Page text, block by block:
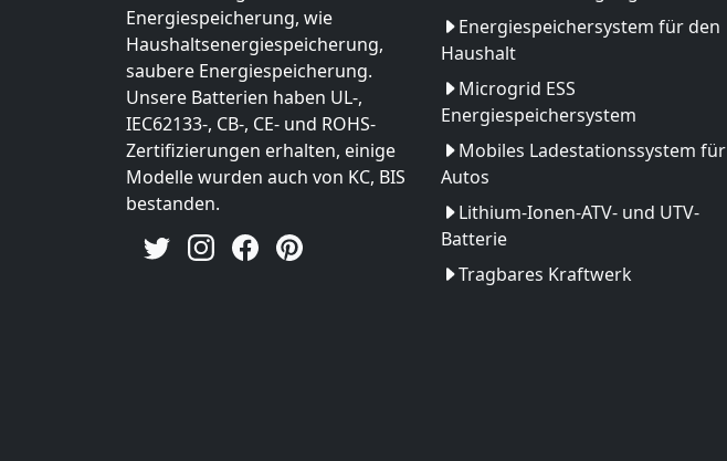
Energiespeicherung, wie
Haushaltsenergiespeicherung,
saubere Energiespeicherung.
Unsere Batterien haben UL-,
IEC62133-, CB-, CE- und ROHS-
Zertifizierungen erhalten, einige
Modelle wurden auch von KC, BIS
bestanden.
Energiespeichersystem für den
Haushalt
Microgrid ESS
Energiespeichersystem
Mobiles Ladestationssystem für
Autos
Lithium-Ionen-ATV- und UTV-
Batterie
Tragbares Kraftwerk